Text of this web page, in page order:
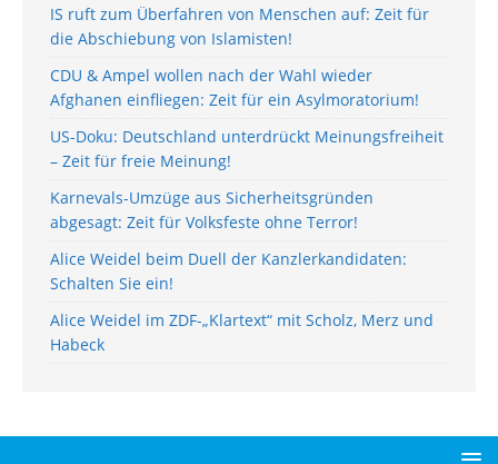
IS ruft zum Überfahren von Menschen auf: Zeit für
die Abschiebung von Islamisten!
CDU & Ampel wollen nach der Wahl wieder
Afghanen einfliegen: Zeit für ein Asylmoratorium!
US-Doku: Deutschland unterdrückt Meinungsfreiheit
– Zeit für freie Meinung!
Karnevals-Umzüge aus Sicherheitsgründen
abgesagt: Zeit für Volksfeste ohne Terror!
Alice Weidel beim Duell der Kanzlerkandidaten:
Schalten Sie ein!
Alice Weidel im ZDF-„Klartext“ mit Scholz, Merz und
Habeck